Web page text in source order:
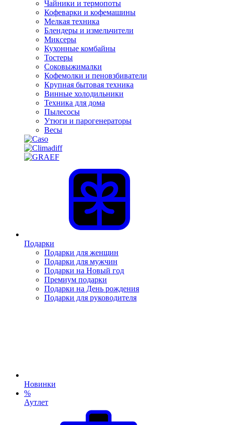
Чайники и термопоты
Кофеварки и кофемашины
Мелкая техника
Блендеры и измельчители
Миксеры
Кухонные комбайны
Тостеры
Соковыжималки
Кофемолки и пеновзбиватели
Крупная бытовая техника
Винные холодильники
Техника для дома
Пылесосы
Утюги и парогенераторы
Весы
Подарки
Подарки для женщин
Подарки для мужчин
Подарки на Новый год
Премиум подарки
Подарки на День рождения
Подарки для руководителя
Новинки
%
Аутлет